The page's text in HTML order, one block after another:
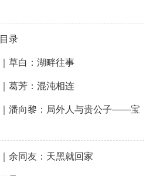
录
草白：湖畔往事
葛芳：混沌相连
｜潘向黎：局外人与贵公子——宝
余同友：天黑就回家